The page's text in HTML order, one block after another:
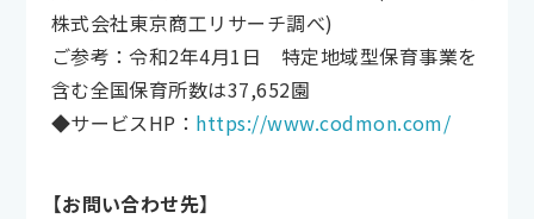
株式会社東京商工リサーチ調べ)
ご参考：令和2年4月1日 特定地域型保育事業を
含む全国保育所数は37,652園
◆サービスHP： https://www.codmon.com/
【お問い合わせ先】